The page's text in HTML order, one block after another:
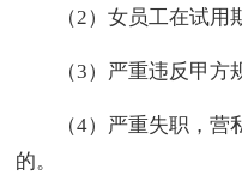
（2）女员工在试用
（3）严重违反甲方
（4）严重失职，
的。